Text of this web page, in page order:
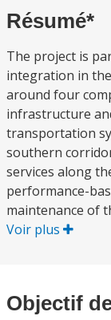
Résumé*
The project is
integration in
around four
infrastructure
transportation
southern
services along
performance-
maintenance of
Voir plus
Objectif